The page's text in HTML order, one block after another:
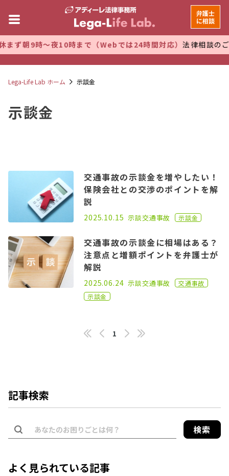
ず朝9時～夜10時まで（Webでは24時間対応）法律相談のご
弁護士
に相談
Lega-Life Lab ホーム 示談金
示談金
交通事故の示談金を増やしたい！
保険会社との交渉のポイントを解
説
2023.03.01
2025.10.15 示談交通事故 示談金
交通事故の示談金に相場はある？
注意点と増額ポイントを弁護士が
解説
2023.12.20
2025.06.24 示談交通事故
交通事故
示談金
1
記事検索
検索
よく見られている記事